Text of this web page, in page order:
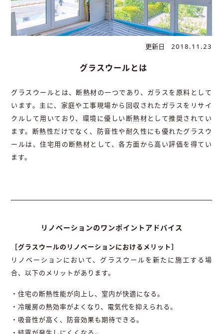
更新日 2018.11.23
グラスウールとは
グラスウールとは、断熱材の一つであり、ガラスを原料として
います。主に、家庭や工事現場から回収されたガラスをリサイ
クルして用いており、環境に優しい断熱材として推奨されてい
ます。断熱性だけでなく、防音性や耐久性にも優れたグラスウ
ールは、住宅用の断熱材として、各方面から高い評価を得てい
ます。
リノベーションのワンポイントアドバイス
［グラスウールのリノベーションにおけるメリット］
リノベーションにおいて、グラスウールを新たに施工する場
合、以下のメリットがあります。
・住宅の断熱性能が向上し、室内が快適になる。
・冷暖房の熱効率がよくなり、電気代を抑えられる。
・吸音性が高く、防音効果も期待できる。